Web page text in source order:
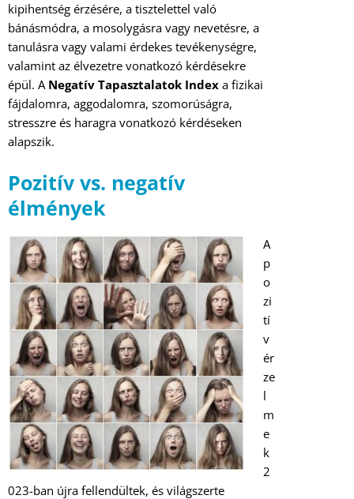
kipihentség érzésére, a tisztelettel való
bánásmódra, a mosolygásra vagy nevetésre, a
tanulásra vagy valami érdekes tevékenységre,
valamint az élvezetre vonatkozó kérdésekre
épül. A Negatív Tapasztalatok Index a fizikai
fájdalomra, aggodalomra, szomorúságra,
stresszre és haragra vonatkozó kérdéseken
alapszik.
Pozitív vs. negatív
élmények
A
p
o
zi
tí
v
ér
ze
l
m
e
k
2
023-ban újra fellendültek, és világszerte